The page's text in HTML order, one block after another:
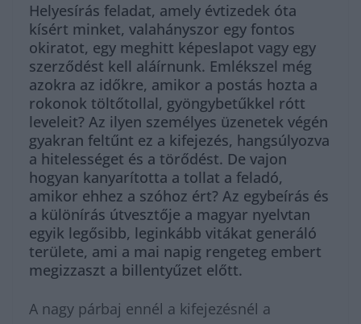
Helyesírás feladat, amely évtizedek óta
kísért minket, valahányszor egy fontos
okiratot, egy meghitt képeslapot vagy egy
szerződést kell aláírnunk. Emlékszel még
azokra az időkre, amikor a postás hozta a
rokonok töltőtollal, gyöngybetűkkel rótt
leveleit? Az ilyen személyes üzenetek végén
gyakran feltűnt ez a kifejezés, hangsúlyozva
a hitelességet és a törődést. De vajon
hogyan kanyarította a tollat a feladó,
amikor ehhez a szóhoz ért? Az egybeírás és
a különírás útvesztője a magyar nyelvtan
egyik legősibb, leginkább vitákat generáló
területe, ami a mai napig rengeteg embert
megizzaszt a billentyűzet előtt.
A nagy párbaj ennél a kifejezésnél a